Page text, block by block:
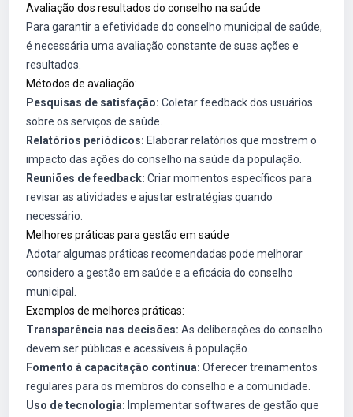
Avaliação dos resultados do conselho na saúde
Para garantir a efetividade do conselho municipal de saúde,
é necessária uma avaliação constante de suas ações e
resultados.
Métodos de avaliação:
Pesquisas de satisfação: Coletar feedback dos usuários
sobre os serviços de saúde.
Relatórios periódicos: Elaborar relatórios que mostrem o
impacto das ações do conselho na saúde da população.
Reuniões de feedback: Criar momentos específicos para
revisar as atividades e ajustar estratégias quando
necessário.
Melhores práticas para gestão em saúde
Adotar algumas práticas recomendadas pode melhorar
considero a gestão em saúde e a eficácia do conselho
municipal.
Exemplos de melhores práticas:
Transparência nas decisões: As deliberações do conselho
devem ser públicas e acessíveis à população.
Fomento à capacitação contínua: Oferecer treinamentos
regulares para os membros do conselho e a comunidade.
Uso de tecnologia: Implementar softwares de gestão que